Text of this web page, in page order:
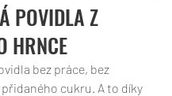
POVIDLA Z
HRNCE
bez práce, bez
cukru. A to díky